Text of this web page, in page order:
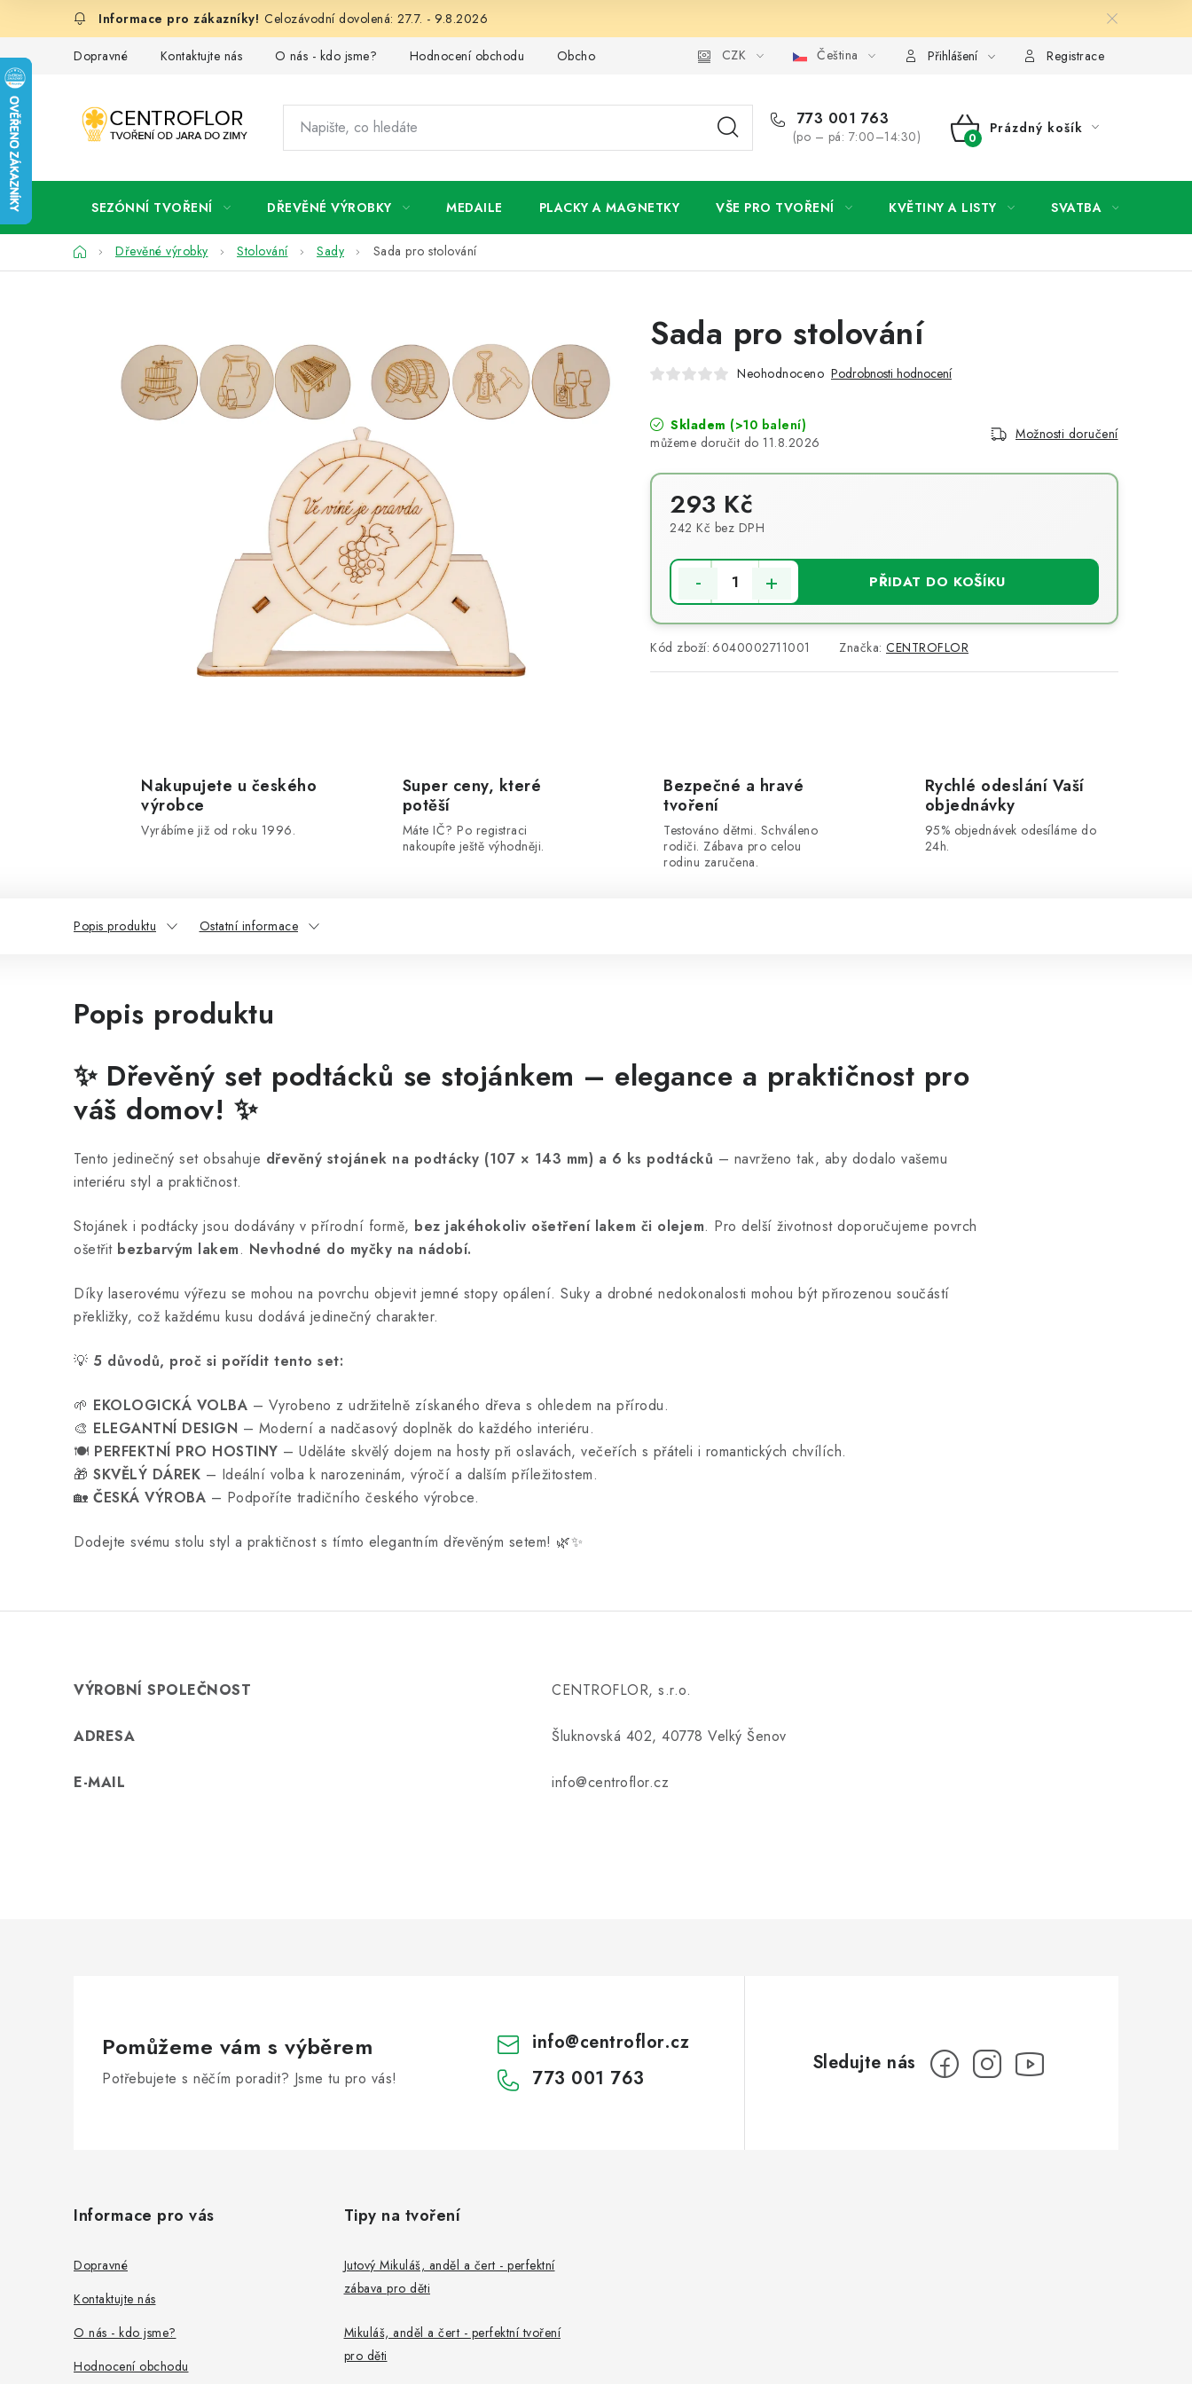
Celozávodní dovolená: 27.7. - 9.8.2026
Dopravné Kontaktujte nás O nás - kdo jsme? Hodnocení obchodu Obchodní podmínky Podmínky ochrany osobních údajů Jak získat lepší ceny? Moje objednávka
CZK Čeština Přihlášení Registrace
773 001 763
(po – pá: 7:00–14:30)
NÁKUPNÍ
Prázdný košík
SEZÓNNÍ TVOŘENÍ DŘEVĚNÉ VÝROBKY MEDAILE PLACKY A MAGNETKY VŠE PRO TVOŘENÍ KVĚTINY A LISTY SVATBA
DomůDřevěné výrobky Stolování Sady Sada pro stolování
Sada pro stolování
Neohodnoceno Podrobnosti hodnocení
Skladem (>10 balení)
11.8.2026
Možnosti doručení
293 Kč
242 Kč bez DPH
PŘIDAT DO KOŠÍKU
Kód zboží: 6040002711001 Značka: CENTROFLOR
Nakupujete u českého
výrobce
Vyrábíme již od roku 1996.
Super ceny, které
potěší
Máte IČ? Po registraci
nakoupíte ještě výhodněji.
Bezpečné a hravé
tvoření
Testováno dětmi. Schváleno
rodiči. Zábava pro celou
rodinu zaručena.
Rychlé odeslání Vaší
objednávky
95% objednávek odesíláme do
24h.
Popis produktu Ostatní informace
Popis produktu
✨ Dřevěný set podtácků se stojánkem – elegance a praktičnost pro
váš domov! ✨
Tento jedinečný set obsahuje dřevěný stojánek na podtácky (107 × 143 mm) a 6 ks podtácků – navrženo tak, aby dodalo vašemu
interiéru styl a praktičnost.
Stojánek i podtácky jsou dodávány v přírodní formě, bez jakéhokoliv ošetření lakem či olejem. Pro delší životnost doporučujeme povrch
ošetřit bezbarvým lakem. Nevhodné do myčky na nádobí.
Díky laserovému výřezu se mohou na povrchu objevit jemné stopy opálení. Suky a drobné nedokonalosti mohou být přirozenou součástí
překližky, což každému kusu dodává jedinečný charakter.
💡 5 důvodů, proč si pořídit tento set:
🌱 EKOLOGICKÁ VOLBA – Vyrobeno z udržitelně získaného dřeva s ohledem na přírodu.
🎨 ELEGANTNÍ DESIGN – Moderní a nadčasový doplněk do každého interiéru.
🍽️ PERFEKTNÍ PRO HOSTINY – Uděláte skvělý dojem na hosty při oslavách, večeřích s přáteli i romantických chvílích.
🎁 SKVĚLÝ DÁREK – Ideální volba k narozeninám, výročí a dalším příležitostem.
🏡 ČESKÁ VÝROBA – Podpoříte tradičního českého výrobce.
Dodejte svému stolu styl a praktičnost s tímto elegantním dřevěným setem! 🌿✨
VÝROBNÍ SPOLEČNOST CENTROFLOR, s.r.o.
ADRESA Šluknovská 402, 40778 Velký Šenov
E-MAIL info@centroflor.cz
Pomůžeme vám s výběrem
Potřebujete s něčím poradit? Jsme tu pro vás!
info@centroflor.cz
773 001 763
Informace pro vás
Dopravné
Kontaktujte nás
O nás - kdo jsme?
Hodnocení obchodu
Tipy na tvoření
Jutový Mikuláš, anděl a čert - perfektní
zábava pro děti
Mikuláš, anděl a čert - perfektní tvoření
pro děti